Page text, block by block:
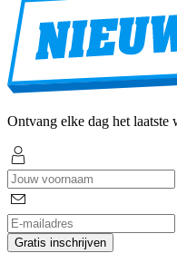
Ontvang elke dag het
Gratis inschrijven